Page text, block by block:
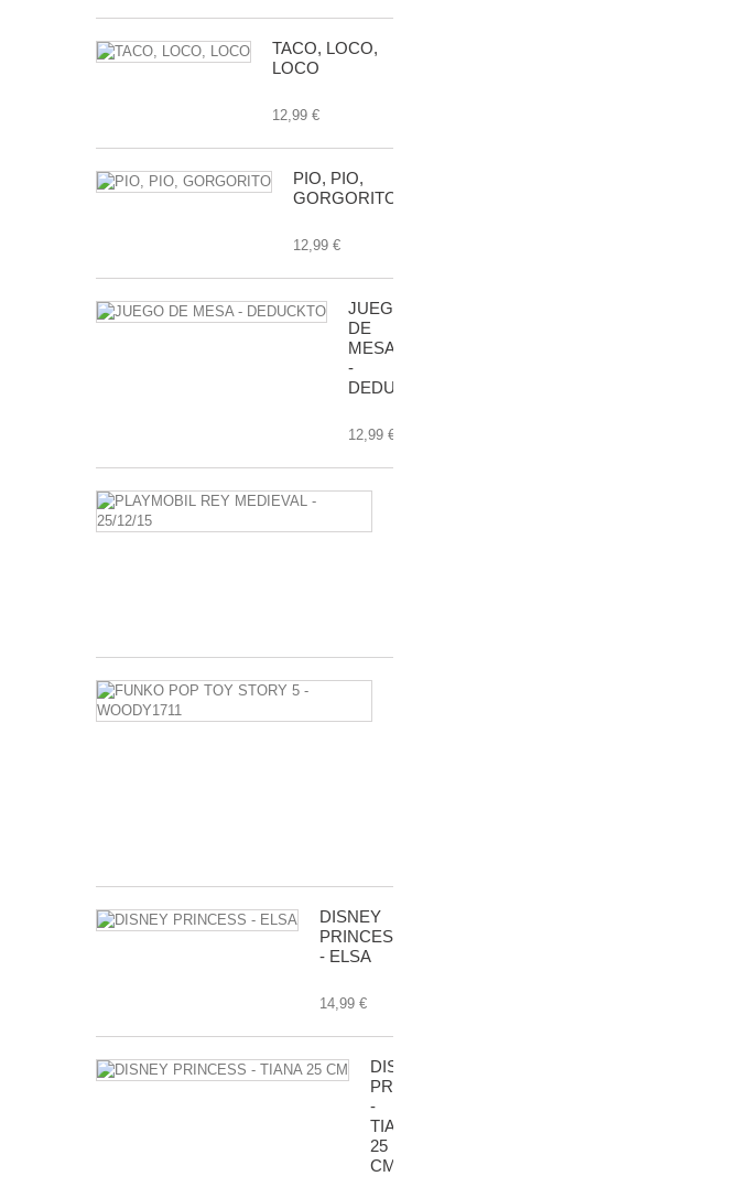
TACO, LOCO,
LOCO
12,99 €
PIO, PIO,
GORGORITO
12,99 €
JUEGO
DE
MESA
-
DEDUCKTO
12,99 €
DISNEY
PRINCESS
- ELSA
14,99 €
DISNEY
PRINCESS
-
TIANA
25
CM